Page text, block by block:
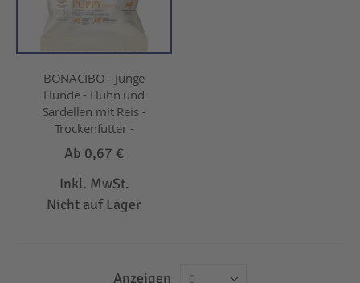
BONACIBO - Junge
Hunde - Huhn und
Sardellen mit Reis -
Trockenfutter -
Ab 0,67 €
Inkl. MwSt.
Nicht auf Lager
Anzeigen